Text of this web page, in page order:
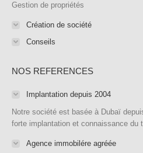
Gestion de propriétés
Création de société
Conseils
NOS REFERENCES
Implantation depuis 2004
Notre société est basée à Dubaï
forte implantation et connaissance du
Agence immobilére agréée